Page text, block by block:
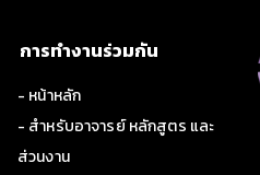
การทำงานร่วมกัน
- หน้าหลัก
- สำหรับอาจารย์ หลักสูตร และ
ส่วนงาน